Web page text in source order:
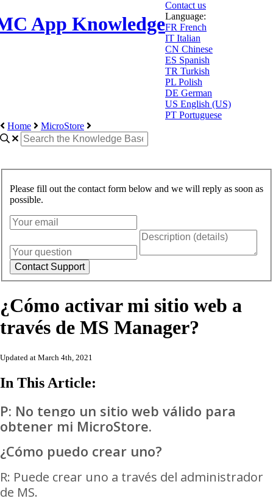
App Knowledge
Contact us
Language:
FR French
IT Italian
CN Chinese
ES Spanish
TR Turkish
PL Polish
DE German
US English (US)
PT Portuguese
Home
MicroStore
Please fill out the contact form below and we will reply as soon as
possible.
¿Cómo activar mi sitio web a
través de MS Manager?
Updated at March 4th, 2021
In This Article:
P: No tengo un sitio web válido para
obtener mi MicroStore.
¿Cómo puedo crear uno?
R: Puede crear uno a través del administrador
de MS.